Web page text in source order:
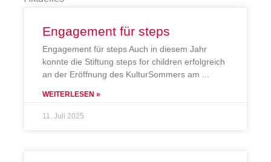
Engagement für steps
Engagement für steps Auch in diesem Jahr
konnte die Stiftung steps for children erfolgreich
an der Eröffnung des KulturSommers am
WEITERLESEN »
11. Juli 2025